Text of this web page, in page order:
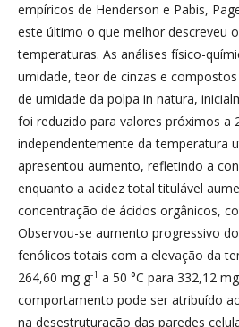
empíricos de Henderson e Pabis,
este último o que melhor descreveu
temperaturas. As análises físico-
umidade, teor de cinzas e
de umidade da polpa in natura,
foi reduzido para valores próximos a
independentemente da temperatura
apresentou aumento, refletindo a
enquanto a acidez total titulável
concentração de ácidos orgânicos,
Observou-se aumento progressivo
fenólicos totais com a elevação da
264,60 mg g-1 a 50 °C para 332,12
comportamento pode ser atribuído
na desestruturação das paredes